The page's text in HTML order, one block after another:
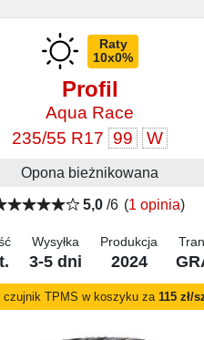
Raty
10x0%
Profil
Aqua Race
235/55 R17 99 W
Opona bieżnikowana
5,0/6 (1 opinia)
Wysyłka
3-5 dni
Produkcja
2024
czujnik TPMS w koszyku za115 zł/